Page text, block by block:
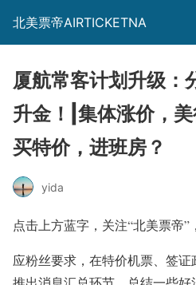
北美票帝AIRTICKETNA
厦航常客计划升级：
升金！|集体涨价，
买特价，进班房？
yida
点击上方蓝字，关注“北美票帝”
应粉丝要求，在特价机票、签